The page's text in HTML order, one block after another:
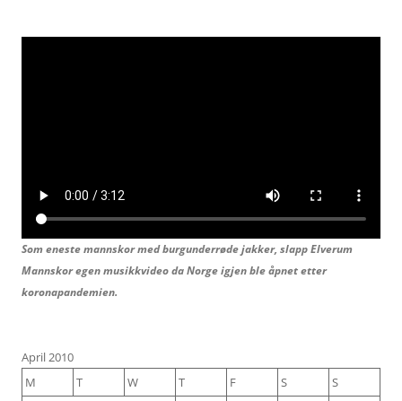
Som eneste mannskor med burgunderrøde jakker, slapp Elverum
Mannskor egen musikkvideo da Norge igjen ble åpnet etter
koronapandemien.
April 2010
M
T W T F S S